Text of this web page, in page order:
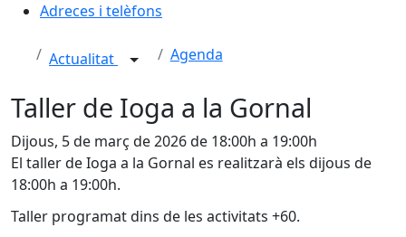
Adreces i telèfons
Actualitat Agenda
Taller de Ioga a la Gornal
Dijous, 5 de març de 2026 de 18:00h a 19:00h
El taller de Ioga a la Gornal es realitzarà els dijous de
18:00h a 19:00h.
Taller programat dins de les activitats +60.